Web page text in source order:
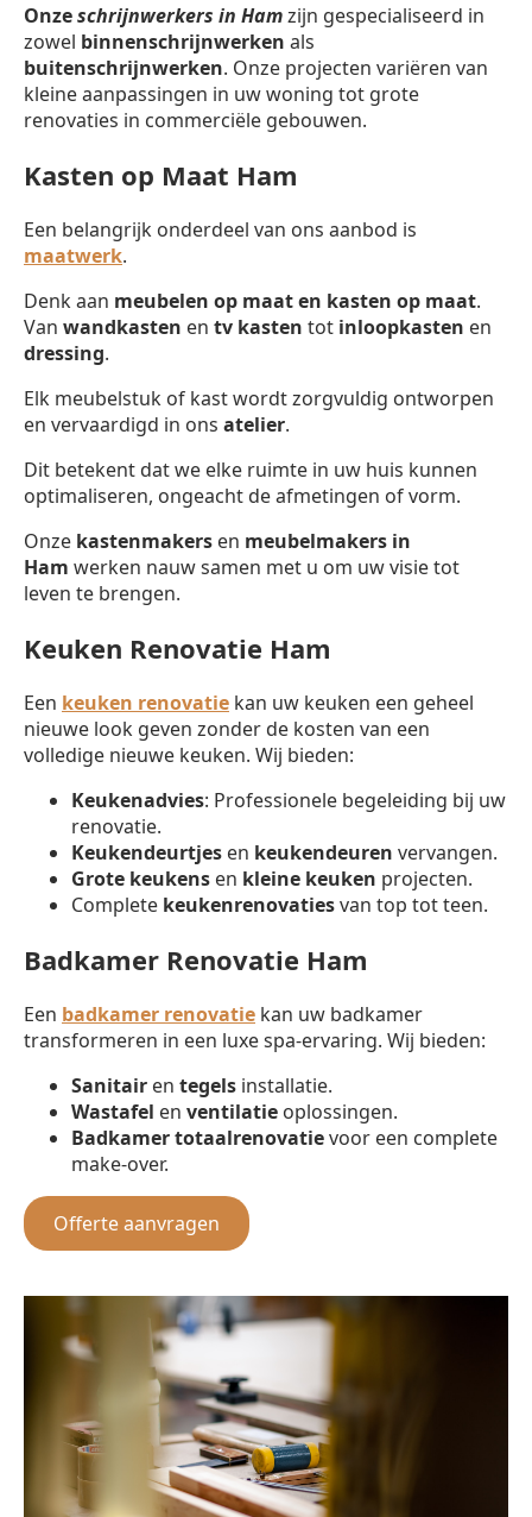
Onzeschrijnwerkers in Hamzijn gespecialiseerd in
zowel binnenschrijnwerken als
buitenschrijnwerken. Onze projecten variëren van
kleine aanpassingen in uw woning tot grote
renovaties in commerciële gebouwen.
Kasten op Maat Ham
Een belangrijk onderdeel van ons aanbod is
maatwerk.
Denk aan meubelen op maat en kasten op maat.
Van wandkasten en tv kasten tot inloopkasten en
dressing.
Elk meubelstuk of kast wordt zorgvuldig ontworpen
en vervaardigd in ons atelier.
Dit betekent dat we elke ruimte in uw huis kunnen
optimaliseren, ongeacht de afmetingen of vorm.
Onze kastenmakers en meubelmakers in
Ham werken nauw samen met u om uw visie tot
leven te brengen.
Keuken Renovatie Ham
Een keuken renovatie kan uw keuken een geheel
nieuwe look geven zonder de kosten van een
volledige nieuwe keuken. Wij bieden:
Keukenadvies: Professionele begeleiding bij uw
renovatie.
Keukendeurtjes en keukendeuren vervangen.
Grote keukens en kleine keuken projecten.
Complete keukenrenovatiesvan top tot teen.
Badkamer Renovatie Ham
Een badkamer renovatie kan uw badkamer
transformeren in een luxe spa-ervaring. Wij bieden:
Sanitair en tegels installatie.
Wastafel en ventilatie oplossingen.
Badkamer totaalrenovatievoor een complete
make-over.
Offerte aanvragen